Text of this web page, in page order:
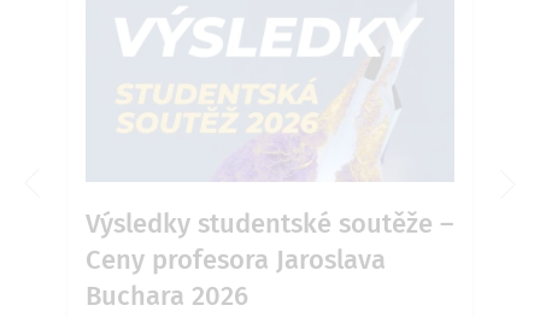
Výsledky studentské soutěže –
Ceny profesora Jaroslava
Buchara 2026